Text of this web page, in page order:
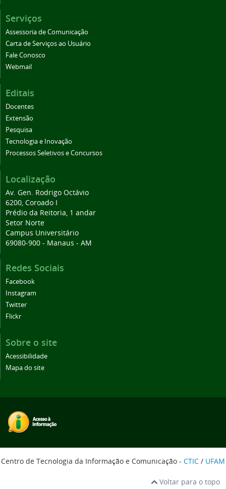
Serviços
Assessoria de Comunicação
Carta de Serviços ao Usuário
Fale Conosco
Webmail
Editais
Docentes
Extensão
Pesquisa
Tecnologia e Inovação
Processos Seletivos e Concursos
Localização
Av. Gen. Rodrigo Octávio
6200, Coroado I
Prédio da Reitoria, 1 andar
Setor Norte
Campus Universitário
69080-900 - Manaus - AM
Redes Sociais
Facebook
Instagram
Twitter
Flickr
Sobre o site
Acessibilidade
Mapa do site
Centro de Tecnologia da Informação e Comunicação - CTIC / UFAM
Voltar para o topo